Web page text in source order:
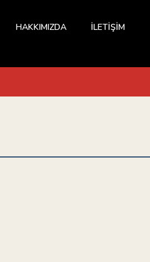
HAKKIMIZDA İLETİŞİM